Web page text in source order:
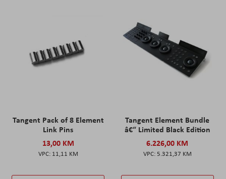
Tangent Pack of 8 Element
Link Pins
13,00 KM
11,11 KM
Tangent Element Bundle
â€“ Limited Black Edition
6.226,00 KM
5.321,37 KM